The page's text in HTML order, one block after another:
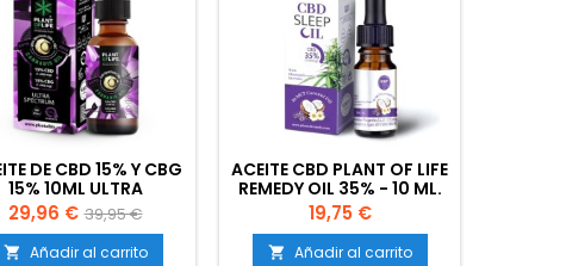
DE CBD 15% Y CBG
15% 10ML ULTRA
ESPECTRO
Precio
29,96 € Precio
base
39,95 €
 Añadir al carrito
ACEITE CBD PLANT OF LIFE
REMEDY OIL 35% - 10 ML.
Precio
19,75 €
 Añadir al carrito